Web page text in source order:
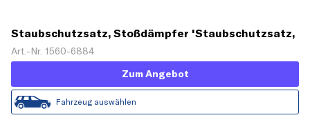
Staubschutzsatz, Stoßdämpfer 'Staubschutzsatz,
Stoßdämpfer'
Art.-Nr. 1560-6884
Zum Angebot
Fahrzeug auswählen